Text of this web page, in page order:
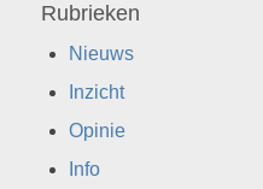
Rubrieken
Nieuws
Inzicht
Opinie
Info